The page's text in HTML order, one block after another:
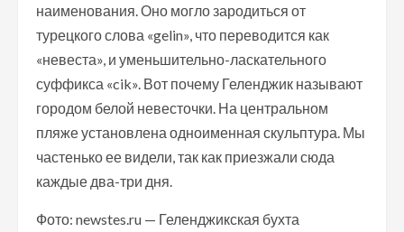
наименования. Оно могло зародиться от
турецкого слова «gelin», что переводится как
«невеста», и уменьшительно-ласкательного
суффикса «cik». Вот почему Геленджик называют
городом белой невесточки. На центральном
пляже установлена одноименная скульптура. Мы
частенько ее видели, так как приезжали сюда
каждые два-три дня.
Фото: newstes.ru — Геленджикская бухта